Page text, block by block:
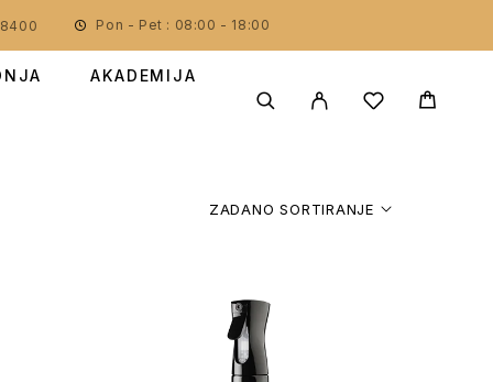
Pon - Pet : 08:00 - 18:00
AKADEMIJA
ZADANO SORTIRANJE